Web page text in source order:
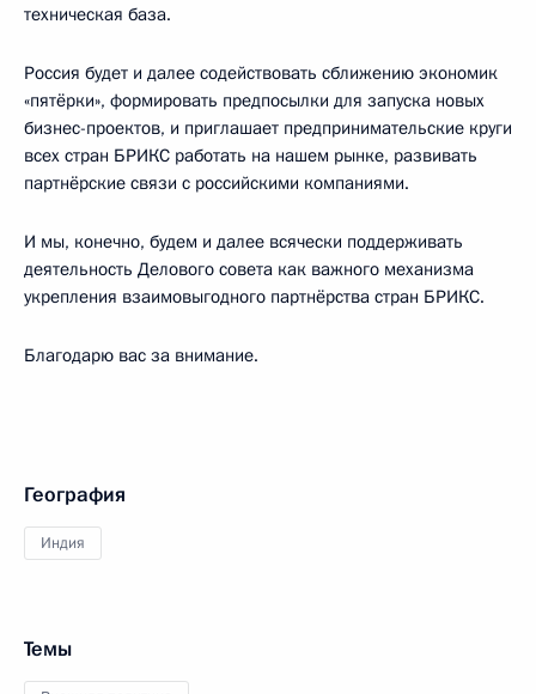
техническая база.
Россия будет и далее содействовать сближению экономик
«пятёрки», формировать предпосылки для запуска новых
бизнес-проектов, и приглашает предпринимательские круги
всех стран БРИКС работать на нашем рынке, развивать
партнёрские связи с российскими компаниями.
И мы, конечно, будем и далее всячески поддерживать
деятельность Делового совета как важного механизма
укрепления взаимовыгодного партнёрства стран БРИКС.
Благодарю вас за внимание.
География
Индия
Темы